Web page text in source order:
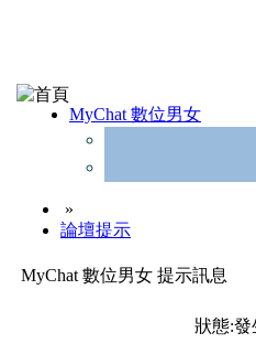
MyChat 數位男女
»
論壇提示
MyChat 數位男女 提示訊息
狀態:發